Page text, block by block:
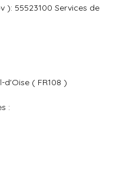
): 55523100 Services de
d'Oise ( FR108 )
: